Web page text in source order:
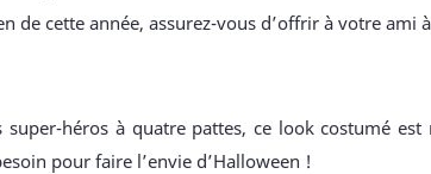
de cette année, assurez-vous d’offrir à votre
super-héros à quatre pattes, ce look costumé
pour faire l’envie d’Halloween !